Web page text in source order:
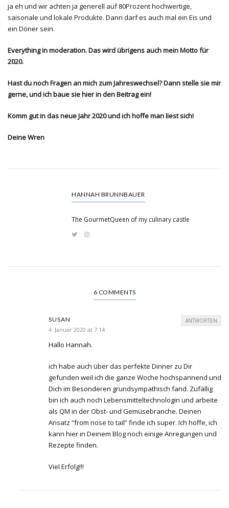
ja eh und wir achten ja generell auf 80Prozent hochwertige,
saisonale und lokale Produkte. Dann darf es auch mal ein Eis und
ein Döner sein.
Everything in moderation. Das wird übrigens auch mein Motto für
2020.
Hast du noch Fragen an mich zum Jahreswechsel? Dann stelle sie mir
gerne, und ich baue sie hier in den Beitrag ein!
Komm gut in das neue Jahr 2020 und ich hoffe man liest sich!
Deine Wren
HANNAH BRUNNBAUER
The GourmetQueen of my culinary castle
6 COMMENTS
SUSAN
4. Januar 2020 at 7:14
Hallo Hannah.
ich habe auch über das perfekte Dinner zu Dir
gefunden weil ich die ganze Woche hochspannend und
Dich im Besonderen grundsympathisch fand. Zufällig
bin ich auch noch Lebensmitteltechnologin und arbeite
als QM in der Obst- und Gemüsebranche. Deinen
Ansatz “from nose to tail” finde ich super. Ich hoffe, ich
kann hier in Deinem Blog noch einige Anregungen und
Rezepte finden.
Viel Erfolg!!!
ANTWORTEN